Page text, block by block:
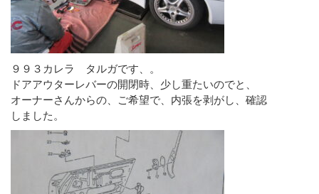
９９３カレラ タルガです、。
ドアアウターレバーの開閉時、少し重たいのでと、
オーナーさんからの、ご希望で、内張を剥がし、確認
しました。